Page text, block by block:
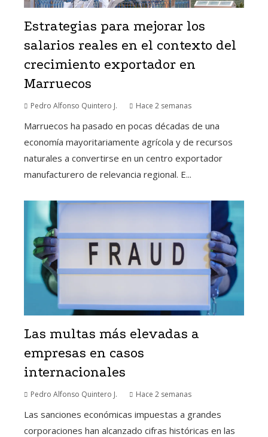
Estrategias para mejorar los
salarios reales en el contexto del
crecimiento exportador en
Marruecos
Pedro Alfonso Quintero J. Hace 2 semanas
Marruecos ha pasado en pocas décadas de una
economía mayoritariamente agrícola y de recursos
naturales a convertirse en un centro exportador
manufacturero de relevancia regional. E...
Las multas más elevadas a
empresas en casos
internacionales
Pedro Alfonso Quintero J. Hace 2 semanas
Las sanciones económicas impuestas a grandes
corporaciones han alcanzado cifras históricas en las